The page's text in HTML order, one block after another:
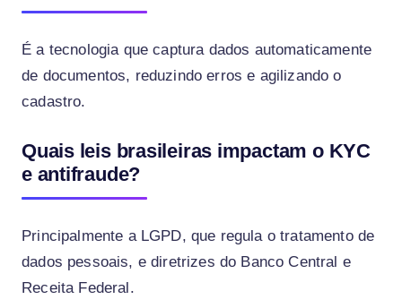
É a tecnologia que captura dados automaticamente
de documentos, reduzindo erros e agilizando o
cadastro.
Quais leis brasileiras impactam o KYC
e antifraude?
Principalmente a LGPD, que regula o tratamento de
dados pessoais, e diretrizes do Banco Central e
Receita Federal.